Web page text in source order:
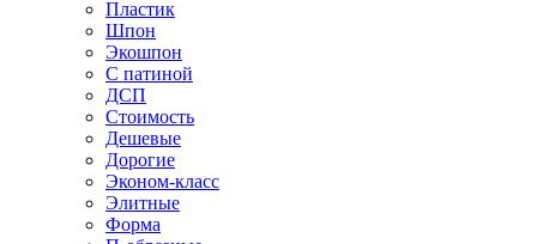
Пластик
Шпон
Экошпон
С патиной
ДСП
Стоимость
Дешевые
Дорогие
Эконом-класс
Элитные
Форма